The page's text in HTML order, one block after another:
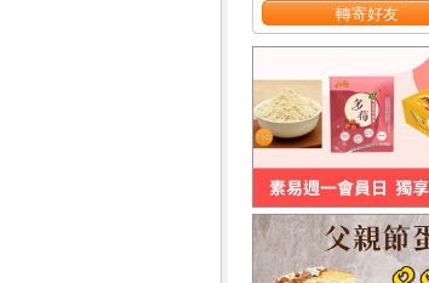
轉寄好友